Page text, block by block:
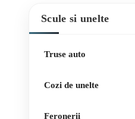
Scule si unelte
Truse auto
Cozi de unelte
Feronerii